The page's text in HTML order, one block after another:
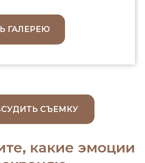
ГАЛЕРЕЮ
СЪЕМКУ
какие эмоции